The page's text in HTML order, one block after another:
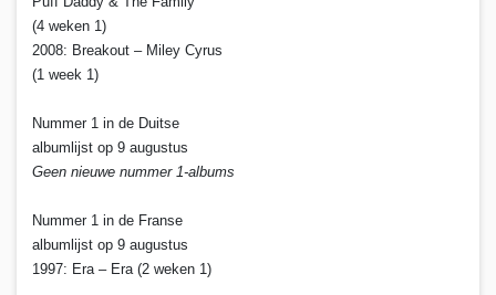
(4 weken 1)
2008: Breakout – Miley Cyrus
(1 week 1)
Nummer 1 in de Duitse
albumlijst op 9 augustus
Geen nieuwe nummer 1-albums
Nummer 1 in de Franse
albumlijst op 9 augustus
1997: Era – Era (2 weken 1)